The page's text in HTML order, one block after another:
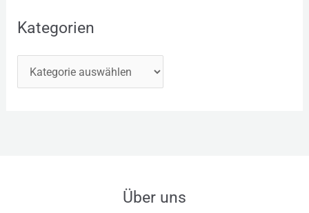
Kategorien
Über uns